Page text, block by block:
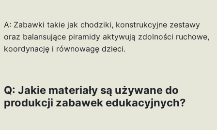
A: Zabawki takie jak chodziki, konstrukcyjne zestawy
oraz balansujące piramidy aktywują zdolności ruchowe,
koordynację i równowagę dzieci.
Q: Jakie materiały są używane do
produkcji zabawek edukacyjnych?